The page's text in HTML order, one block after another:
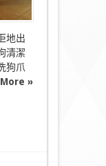
地出
清潔
狗爪
»